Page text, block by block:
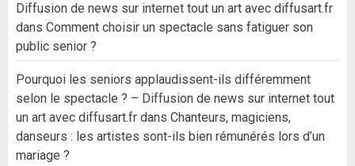
Diffusion de news sur internet tout un art avec diffusart.fr
dans Comment choisir un spectacle sans fatiguer son
public senior ?
Pourquoi les seniors applaudissent-ils différemment
selon le spectacle ? – Diffusion de news sur internet tout
un art avec diffusart.fr dans Chanteurs, magiciens,
danseurs : les artistes sont-ils bien rémunérés lors d’un
mariage ?